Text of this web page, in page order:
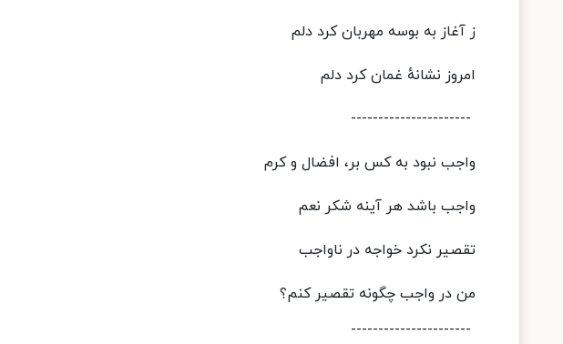
ز آغاز به بوسه مهربان کرد دلم
امروز نشانهٔ غمان کرد دلم
----------------------
واجب نبود به کس بر، افضال و کرم
واجب باشد هر آینه شکر نعم
تقصیر نکرد خواجه در ناواجب
من در واجب چگونه تقصیر کنم؟
----------------------